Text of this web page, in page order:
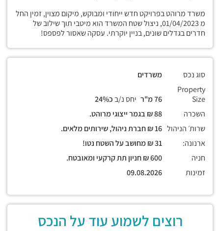
משרד מרוהט בפרויקט חדש ייחודי ומבוקש, מיקום מצוין, זמין החל
מ 01/04/2023, ניצול שטח המשרד הוא מיטבי תוך שילוב של
חדרים בגדלים שונים, בניין יוקרתי. עסקה שאסור לפספס!
סוג נכס
משרדים
Property
Size
יחס נ/בכ24%
השכרה
שרות׳ הניהול
ארנונה:
חניה
זמינות
רוצים לשמוע עוד על הנכס